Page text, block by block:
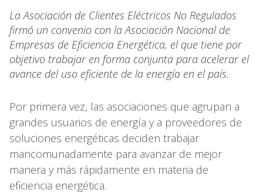
La Asociación de Clientes Eléctricos No Regulados
firmó un convenio con la Asociación Nacional de
Empresas de Eficiencia Energética, el que tiene por
objetivo trabajar en forma conjunta para acelerar el
avance del uso eficiente de la energía en el país.
Por primera vez, las asociaciones que agrupan a
grandes usuarios de energía y a proveedores de
soluciones energéticas deciden trabajar
mancomunadamente para avanzar de mejor
manera y más rápidamente en materia de
eficiencia energética.